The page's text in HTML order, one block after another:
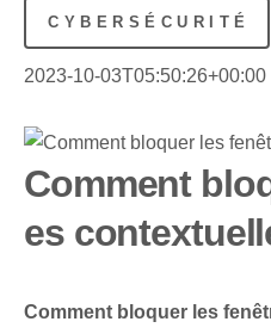
CYBERSÉCURITÉ
2023-10-03T05:50:26+00:00
Comment
es
Comment bloquer les